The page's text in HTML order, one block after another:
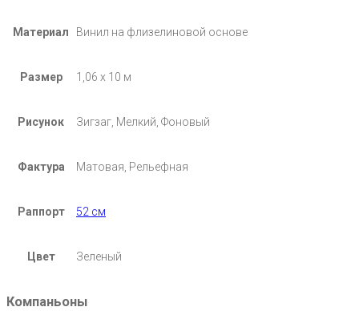
Материал Винил на флизелиновой основе
Размер 1,06 х 10 м
Рисунок Зигзаг, Мелкий, Фоновый
Фактура Матовая, Рельефная
Раппорт 52 см
Цвет Зеленый
Компаньоны